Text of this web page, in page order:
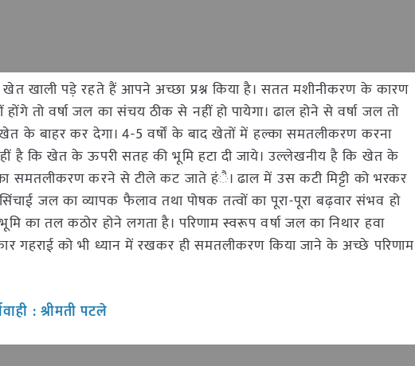
खाली पड़े रहते हैं आपने अच्छा प्रश्न किया है। सतत मशीनीकरण के कारण
तो वर्षा जल का संचय ठीक से नहीं हो पायेगा। ढाल होने से वर्षा जल तो
के बाहर कर देगा। 4-5 वर्षों के बाद खेतों में हल्का समतलीकरण करना
है कि खेत के ऊपरी सतह की भूमि हटा दी जाये। उल्लेखनीय है कि खेत के
समतलीकरण करने से टीले कट जाते हंै। ढाल में उस कटी मिट्टी को भरकर
जल का व्यापक फैलाव तथा पोषक तत्वों का पूरा-पूरा बढ़वार संभव हो
का तल कठोर होने लगता है। परिणाम स्वरूप वर्षा जल का निथार हवा
गहराई को भी ध्यान में रखकर ही समतलीकरण किया जाने के अच्छे परिणाम
: श्रीमती पटले